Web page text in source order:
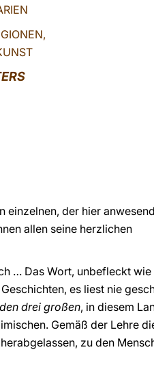
einzelnen, der hier
allen seine herzlichen
… Das Wort, unbefleckt wie
es liest nie
drei großen, in diesem
Gemäß der Lehre
zu den